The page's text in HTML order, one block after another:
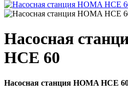
Насосная
HCE 60
Насосная станция HOMA HCE